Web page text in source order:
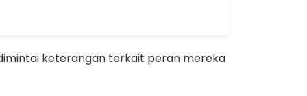
keterangan terkait peran mereka